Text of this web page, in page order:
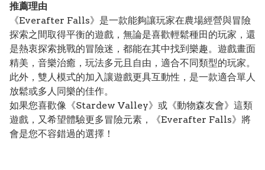
推薦理由
《Everafter Falls》是一款能夠讓玩家在農場經營與冒險
探索之間取得平衡的遊戲，無論是喜歡輕鬆種田的玩家，還
是熱衷探索挑戰的冒險迷，都能在其中找到樂趣。遊戲畫面
精美，音樂治癒，玩法多元且自由，適合不同類型的玩家。
此外，雙人模式的加入讓遊戲更具互動性，是一款適合單人
放鬆或多人同樂的佳作。
如果您喜歡像《Stardew Valley》或《動物森友會》這類
遊戲，又希望體驗更多冒險元素，《Everafter Falls》將
會是您不容錯過的選擇！